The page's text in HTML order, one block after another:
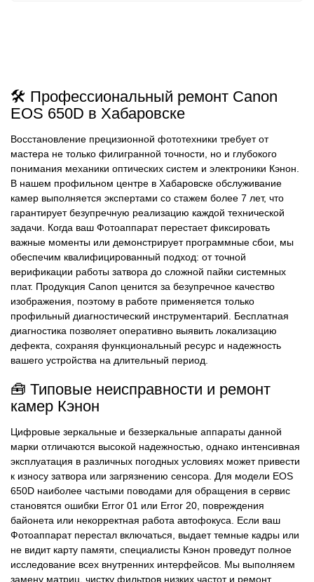
🛠️ Профессиональный ремонт Canon
EOS 650D в Хабаровске
Восстановление прецизионной фототехники требует от
мастера не только филигранной точности, но и глубокого
понимания механики оптических систем и электроники Кэнон.
В нашем профильном центре в Хабаровске обслуживание
камер выполняется экспертами со стажем более 7 лет, что
гарантирует безупречную реализацию каждой технической
задачи. Когда ваш Фотоаппарат перестает фиксировать
важные моменты или демонстрирует программные сбои, мы
обеспечим квалифицированный подход: от точной
верификации работы затвора до сложной пайки системных
плат. Продукция Canon ценится за безупречное качество
изображения, поэтому в работе применяется только
профильный диагностический инструментарий. Бесплатная
диагностика позволяет оперативно выявить локализацию
дефекта, сохраняя функциональный ресурс и надежность
вашего устройства на длительный период.
🧰 Типовые неисправности и ремонт
камер Кэнон
Цифровые зеркальные и беззеркальные аппараты данной
марки отличаются высокой надежностью, однако интенсивная
эксплуатация в различных погодных условиях может привести
к износу затвора или загрязнению сенсора. Для модели EOS
650D наиболее частыми поводами для обращения в сервис
становятся ошибки Error 01 или Error 20, повреждения
байонета или некорректная работа автофокуса. Если ваш
Фотоаппарат перестал включаться, выдает темные кадры или
не видит карту памяти, специалисты Кэнон проведут полное
исследование всех внутренних интерфейсов. Мы выполняем
замену матриц, чистку фильтров низких частот и ремонт